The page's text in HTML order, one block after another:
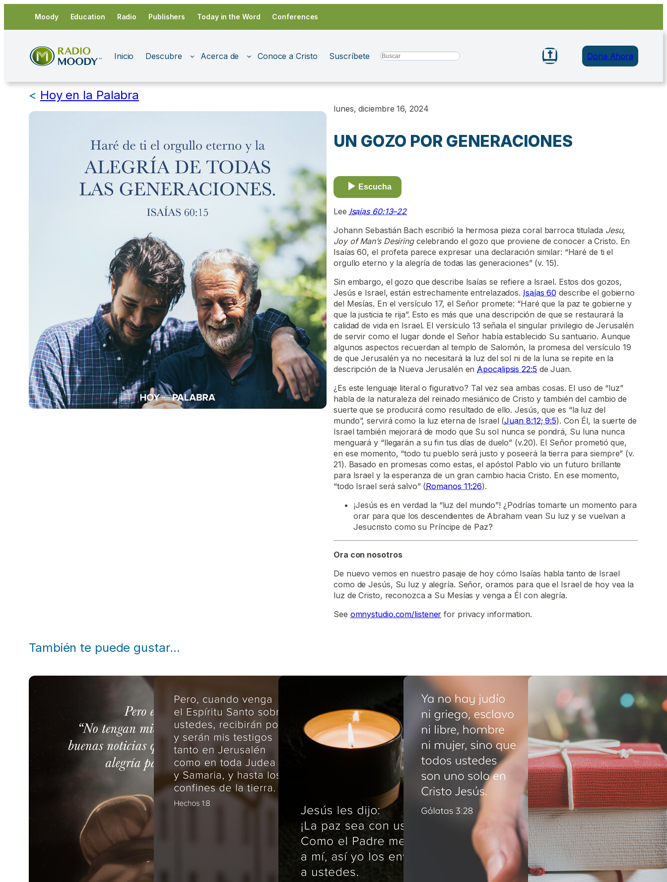
contenido
Moody Education Radio Publishers Today in the Word Conferences
Inicio Descubre Acerca de Conoce a Cristo Suscríbete Search Dona Ahora
< Hoy en la Palabra
lunes, diciembre 16, 2024
UN GOZO POR GENERACIONES
Escucha
Lee Isaías 60:13–22
Johann Sebastián Bach escribió la hermosa pieza coral barroca titulada Jesu,
Joy of Man’s Desiringcelebrando el gozo que proviene de conocer a Cristo. En
Isaías 60, el profeta parece expresar una declaración similar: “Haré de ti el
orgullo eterno y la alegría de todas las generaciones” (v. 15).
Sin embargo, el gozo que describe Isaías se refiere a Israel. Estos dos gozos,
Jesús e Israel, están estrechamente entrelazados. Isaías 60 describe el gobierno
del Mesías. En el versículo 17, el Señor promete: “Haré que la paz te gobierne y
que la justicia te rija”. Esto es más que una descripción de que se restaurará la
calidad de vida en Israel. El versículo 13 señala el singular privilegio de Jerusalén
de servir como el lugar donde el Señor había establecido Su santuario. Aunque
algunos aspectos recuerdan al templo de Salomón, la promesa del versículo 19
de que Jerusalén ya no necesitará la luz del sol ni de la luna se repite en la
descripción de la Nueva Jerusalén en Apocalipsis 22:5 de Juan.
¿Es este lenguaje literal o figurativo? Tal vez sea ambas cosas. El uso de “luz”
habla de la naturaleza del reinado mesiánico de Cristo y también del cambio de
suerte que se producirá como resultado de ello. Jesús, que es “la luz del
mundo”, servirá como la luz eterna de Israel (Juan 8:12; 9:5). Con Él, la suerte de
Israel también mejorará de modo que Su sol nunca se pondrá, Su luna nunca
menguará y “llegarán a su fin tus días de duelo” (v.20). El Señor prometió que,
en ese momento, “todo tu pueblo será justo y poseerá la tierra para siempre” (v.
21). Basado en promesas como estas, el apóstol Pablo vio un futuro brillante
para Israel y la esperanza de un gran cambio hacia Cristo. En ese momento,
“todo Israel será salvo” (Romanos 11:26).
¡Jesús es en verdad la “luz del mundo”! ¿Podrías tomarte un momento para
orar para que los descendientes de Abraham vean Su luz y se vuelvan a
Jesucristo como su Príncipe de Paz?
Ora con nosotros
De nuevo vemos en nuestro pasaje de hoy cómo Isaías habla tanto de Israel
como de Jesús, Su luz y alegría. Señor, oramos para que el Israel de hoy vea la
luz de Cristo, reconozca a Su Mesías y venga a Él con alegría.
See omnystudio.com/listener for privacy information.
También te puede gustar…